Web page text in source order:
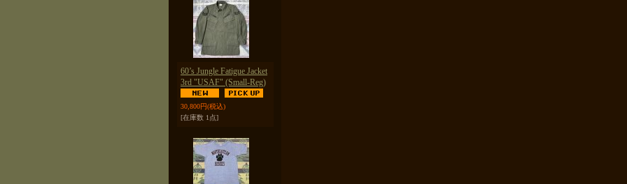
60’s Jungle Fatigue Jacket
3rd "USAF" (Small-Reg)
30,800円(税込)
[在庫数 1点]